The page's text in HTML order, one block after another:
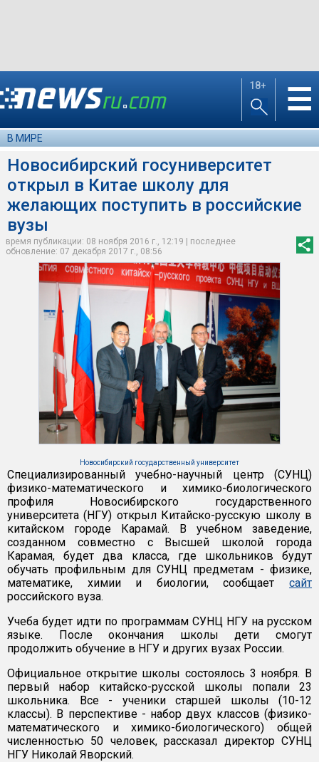
18+ ☰
В МИРЕ
Новосибирский госуниверситет
открыл в Китае школу для
желающих поступить в российские
вузы
время публикации: 08 ноября 2016 г., 12:19 | последнее
обновление: 07 декабря 2017 г., 08:56
Новосибирский государственный университет
Специализированный учебно-научный центр (СУНЦ)
физико-математического и химико-биологического
профиля Новосибирского государственного
университета (НГУ) открыл Китайско-русскую школу в
китайском городе Карамай. В учебном заведение,
созданном совместно с Высшей школой города
Карамая, будет два класса, где школьников будут
обучать профильным для СУНЦ предметам - физике,
математике, химии и биологии, сообщает сайт
российского вуза.
Учеба будет идти по программам СУНЦ НГУ на русском
языке. После окончания школы дети смогут
продолжить обучение в НГУ и других вузах России.
Официальное открытие школы состоялось 3 ноября. В
первый набор китайско-русской школы попали 23
школьника. Все - ученики старшей школы (10-12
классы). В перспективе - набор двух классов (физико-
математического и химико-биологического) общей
численностью 50 человек, рассказал директор СУНЦ
НГУ Николай Яворский.